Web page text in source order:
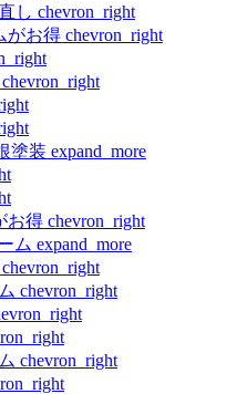
し chevron_right
がお得 chevron_right
chevron_right
塗装 expand_more
お得 chevron_right
ム expand_more
chevron_right
chevron_right
chevron_right